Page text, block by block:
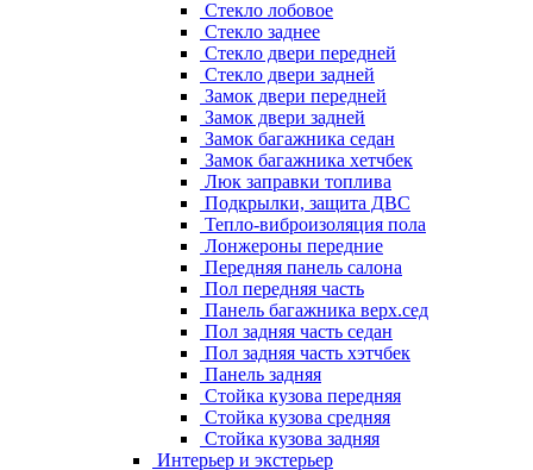
Стекло лобовое
Стекло заднее
Стекло двери передней
Стекло двери задней
Замок двери передней
Замок двери задней
Замок багажника седан
Замок багажника хетчбек
Люк заправки топлива
Подкрылки, защита ДВС
Тепло-виброизоляция пола
Лонжероны передние
Передняя панель салона
Пол передняя часть
Панель багажника верх.сед
Пол задняя часть седан
Пол задняя часть хэтчбек
Панель задняя
Стойка кузова передняя
Стойка кузова средняя
Стойка кузова задняя
Интерьер и экстерьер